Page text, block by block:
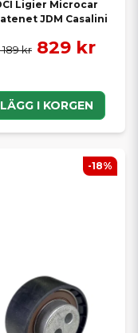
Ligier Microcar
JDM Casalini
189 kr 829 kr
LÄGG I KORGEN
-18%